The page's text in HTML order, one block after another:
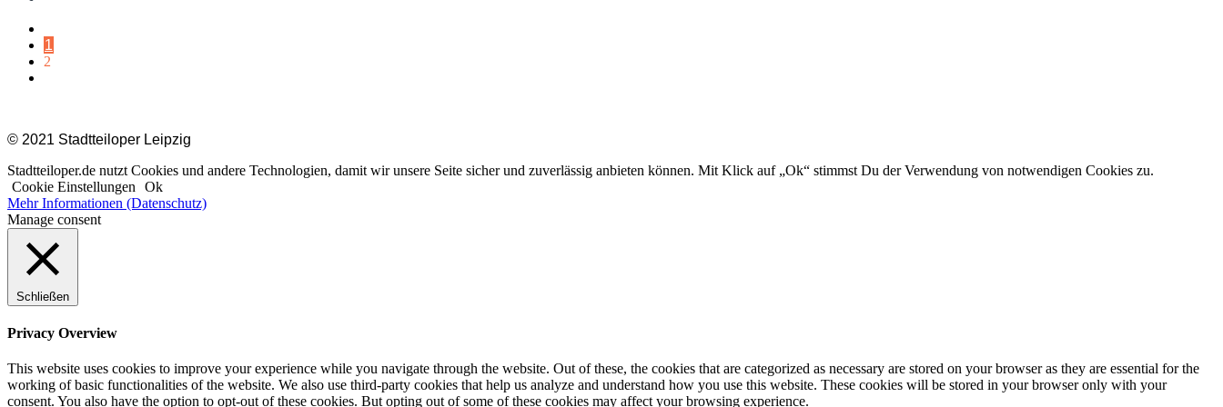
1
2
© 2021 Stadtteiloper Leipzig
Stadtteiloper.de nutzt Cookies und andere Technologien, damit wir unsere Seite sicher und zuverlässig anbieten können. Mit Klick auf „Ok“ stimmst Du der Verwendung von notwendigen Cookies zu.
Cookie Einstellungen
Ok
Mehr Informationen (Datenschutz)
Manage consent
Schließen
Privacy Overview
This website uses cookies to improve your experience while you navigate through the website. Out of these, the cookies that are categorized as necessary are stored on your browser as they are essential for the
working of basic functionalities of the website. We also use third-party cookies that help us analyze and understand how you use this website. These cookies will be stored in your browser only with your
consent. You also have the option to opt-out of these cookies. But opting out of some of these cookies may affect your browsing experience.